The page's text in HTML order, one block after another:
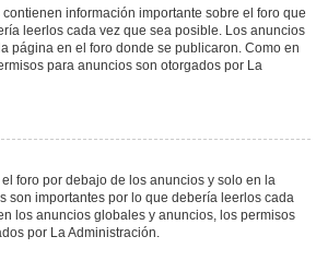
información importante sobre el foro que
leerlos cada vez que sea posible. Los anuncios
página en el foro donde se publicaron. Como en
para anuncios son otorgados por La
foro por debajo de los anuncios y solo en la
son importantes por lo que debería leerlos cada
los anuncios globales y anuncios, los permisos
por La Administración.